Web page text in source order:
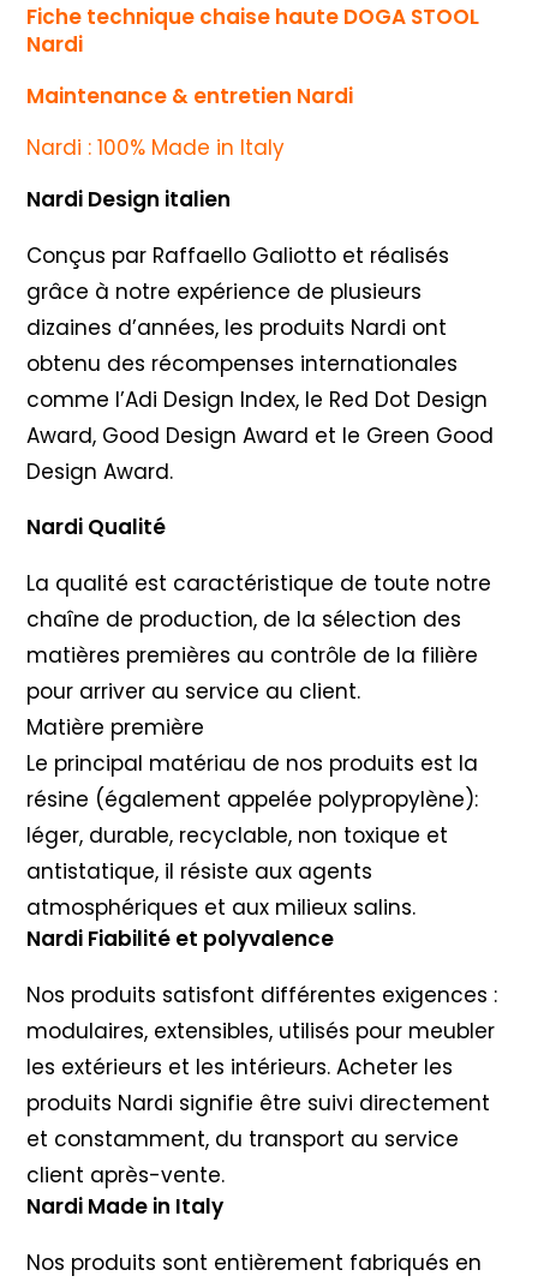
Fiche technique chaise haute DOGA STOOL
Nardi
Maintenance & entretien Nardi
Nardi : 100% Made in Italy
Nardi Design italien
Conçus par Raffaello Galiotto et réalisés
grâce à notre expérience de plusieurs
dizaines d’années, les produits Nardi ont
obtenu des récompenses internationales
comme l’Adi Design Index, le Red Dot Design
Award, Good Design Award et le Green Good
Design Award.
Nardi Qualité
La qualité est caractéristique de toute notre
chaîne de production, de la sélection des
matières premières au contrôle de la filière
pour arriver au service au client.
Matière première
Le principal matériau de nos produits est la
résine (également appelée polypropylène):
léger, durable, recyclable, non toxique et
antistatique, il résiste aux agents
atmosphériques et aux milieux salins.
Nardi Fiabilité et polyvalence
Nos produits satisfont différentes exigences :
modulaires, extensibles, utilisés pour meubler
les extérieurs et les intérieurs. Acheter les
produits Nardi signifie être suivi directement
et constamment, du transport au service
client après-vente.
Nardi Made in Italy
Nos produits sont entièrement fabriqués en